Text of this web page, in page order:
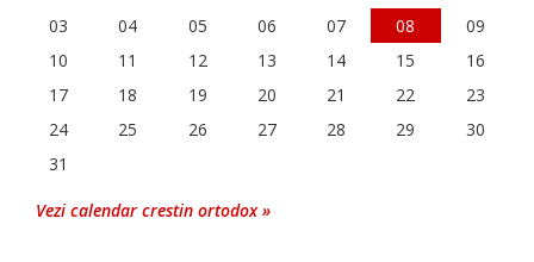
03
04 05 06 07 08
09
10
11 12 13 14 15
16
17
18 19 20 21 22
23
24
25 26 27 28 29
30
31
Vezi calendar crestin ortodox »